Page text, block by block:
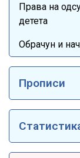
Права на
детета
Обрачун и
Прописи